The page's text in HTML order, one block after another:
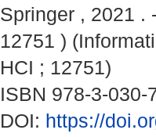
Springer , 2021 .
12751 )
HCI ; 12751)
ISBN 978-3-030-
DOI: https://